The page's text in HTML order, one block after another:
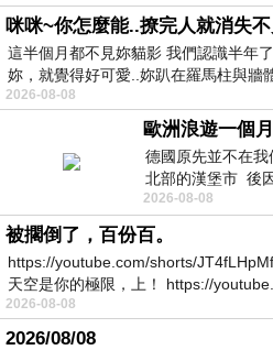
咪咪~你怎麼能..撩完人就消失
這半個月都不見妳貓影 我們認識半年
妳，就覺得好可愛..妳趴在羅馬柱與牆
2026-08-08
歐洲浪遊一個
德國原先並不在
北部的漢堡市 後
堡市吃晚餐和過夜
2026-08-08
被擱倒了，百份百。
https://youtube.com/shorts/
天空是你的極限，上！ https://
2026-08-08
2026/08/08